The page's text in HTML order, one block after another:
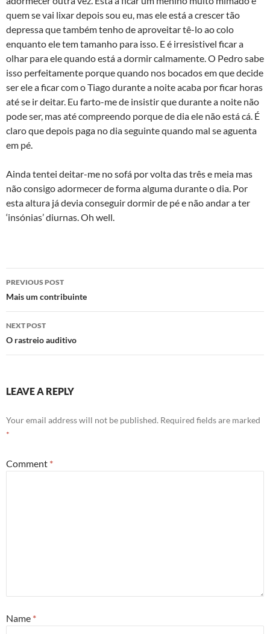
quem se vai lixar depois sou eu, mas ele está a crescer tão
depressa que também tenho de aproveitar tê-lo ao colo
enquanto ele tem tamanho para isso. E é irresistivel ficar a
olhar para ele quando está a dormir calmamente. O Pedro sabe
isso perfeitamente porque quando nos bocados em que decide
ser ele a ficar com o Tiago durante a noite acaba por ficar horas
até se ir deitar. Eu farto-me de insistir que durante a noite não
pode ser, mas até compreendo porque de dia ele não está cá. É
claro que depois paga no dia seguinte quando mal se aguenta
em pé.
Ainda tentei deitar-me no sofá por volta das três e meia mas
não consigo adormecer de forma alguma durante o dia. Por
esta altura já devia conseguir dormir de pé e não andar a ter
‘insónias’ diurnas. Oh well.
Post
navigation
PREVIOUS POST
Mais um contribuinte
NEXT POST
O rastreio auditivo
LEAVE A REPLY
Your email address will not be published. Required fields are marked
*
Comment *
Name *